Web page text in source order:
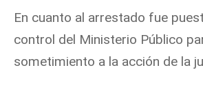
En cuanto al arrestado fue
control del Ministerio Público
sometimiento a la acción de la